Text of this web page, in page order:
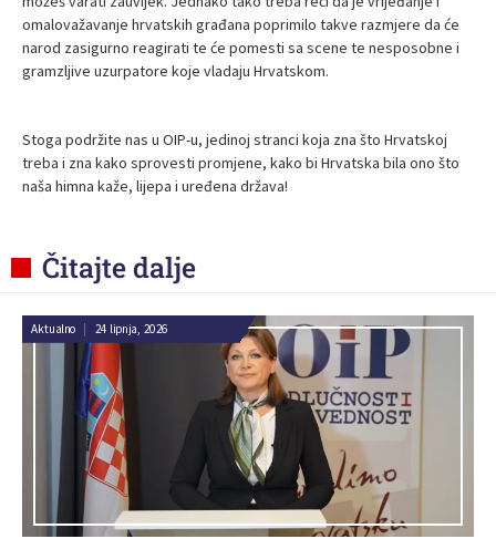
omalovažavanje hrvatskih građana poprimilo takve razmjere da će
narod zasigurno reagirati te će pomesti sa scene te nesposobne i
gramzljive uzurpatore koje vladaju Hrvatskom.
Stoga podržite nas u OIP-u, jedinoj stranci koja zna što Hrvatskoj
treba i zna kako sprovesti promjene, kako bi Hrvatska bila ono što
naša himna kaže, lijepa i uređena država!
Čitajte dalje
Aktualno | 24 lipnja, 2026